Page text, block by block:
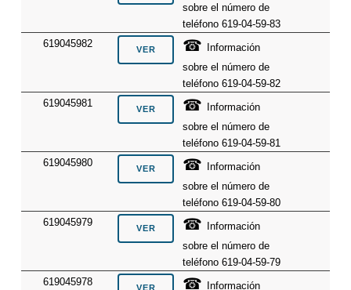
sobre el número de
teléfono 619-04-59-83
619045982
☎ Información
sobre el número de
teléfono 619-04-59-82
619045981
☎ Información
sobre el número de
teléfono 619-04-59-81
619045980
☎ Información
sobre el número de
teléfono 619-04-59-80
619045979
☎ Información
sobre el número de
teléfono 619-04-59-79
619045978
☎ Información